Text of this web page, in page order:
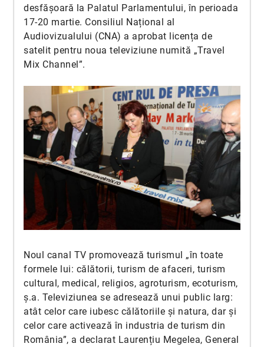
desfășoară la Palatul Parlamentului, în perioada
17-20 martie. Consiliul Național al
Audiovizualului (CNA) a aprobat licența de
satelit pentru noua televiziune numită „Travel
Mix Channel”.
Noul canal TV promovează turismul „în toate
formele lui: călătorii, turism de afaceri, turism
cultural, medical, religios, agroturism, ecoturism,
ș.a. Televiziunea se adresează unui public larg:
atât celor care iubesc călătoriile și natura, dar și
celor care activează în industria de turism din
România”, a declarat Laurențiu Megelea, General